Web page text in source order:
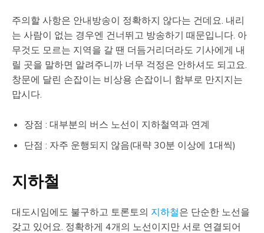
주의할 사항은 안내방송이 정확하지 않다는 건데요. 내리
는 사람이 없는 경우엔 건너뛰고 방송하기 때문입니다. 아
무것도 모르는 지역을 갈 땐 더듬거리더라도 기사에게 내
릴 곳을 말하면 알려주니까 너무 걱정은 안하셔도 되고요.
창문에 달린 손잡이는 비상용 손잡이니 함부로 만지지는
맙시다.
장점 : 대부분의 버스 노선이 지하철역과 연계
단점 : 자주 운행되지 않음(대략 30분 이상에 1대씩)
지하철
대도시임에도 불구하고 토론토의 지하철은 단순한 노선을
갖고 있어요. 정확하게 4개의 노선이지만 서로 연결되어